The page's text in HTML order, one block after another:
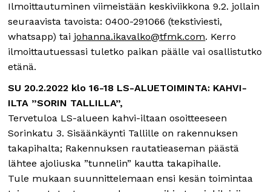
Ilmoittautuminen viimeistään keskiviikkona 9.2. jollain
seuraavista tavoista: 0400-291066 (tekstiviesti,
whatsapp) tai johanna.ikavalko@tfmk.com. Kerro
ilmoittautuessasi tuletko paikan päälle vai osallistutko
etänä.
SU 20.2.2022 klo 16-18 LS-ALUETOIMINTA: KAHVI-
ILTA ”SORIN TALLILLA”,
Tervetuloa LS-alueen kahvi-iltaan osoitteeseen
Sorinkatu 3. Sisäänkäynti Tallille on rakennuksen
takapihalta; Rakennuksen rautatieaseman päästä
lähtee ajoliuska ”tunnelin” kautta takapihalle.
Tule mukaan suunnittelemaan ensi kesän toimintaa